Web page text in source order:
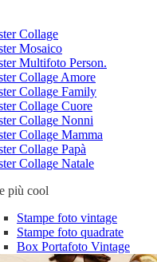
Collage
Mosaico
Multifoto Person.
Collage Amore
Collage Family
Collage Cuore
Collage Nonni
Collage Mamma
Collage Papà
Collage Natale
più cool
Stampe foto vintage
Stampe foto quadrate
Box Portafoto Vintage